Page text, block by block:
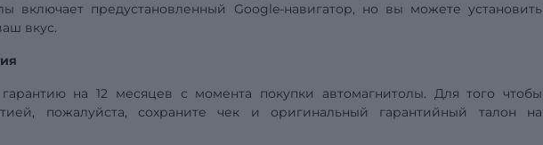
включает предустановленный Google-навигатор, но вы можете установить
вкус.
гарантию на 12 месяцев с момента покупки автомагнитолы. Для того чтобы
пожалуйста, сохраните чек и оригинальный гарантийный талон на